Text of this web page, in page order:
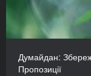
Думайдан:
Пропозиції